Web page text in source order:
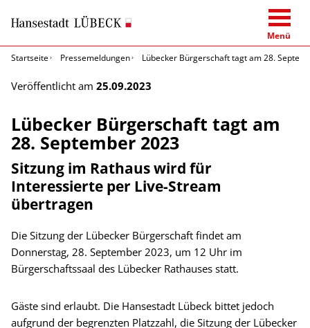
Menü
Startseite
Pressemeldungen Lübecker Bürgerschaft tagt am 28.
Veröffentlicht am 25.09.2023
Lübecker Bürgerschaft tagt am
28. September 2023
Sitzung im Rathaus wird für
Interessierte per Live-Stream
übertragen
Die Sitzung der Lübecker Bürgerschaft findet am
Donnerstag, 28. September 2023, um 12 Uhr im
Bürgerschaftssaal des Lübecker Rathauses statt.
Gäste sind erlaubt. Die Hansestadt Lübeck bittet jedoch
aufgrund der begrenzten Platzzahl, die Sitzung der Lübecker